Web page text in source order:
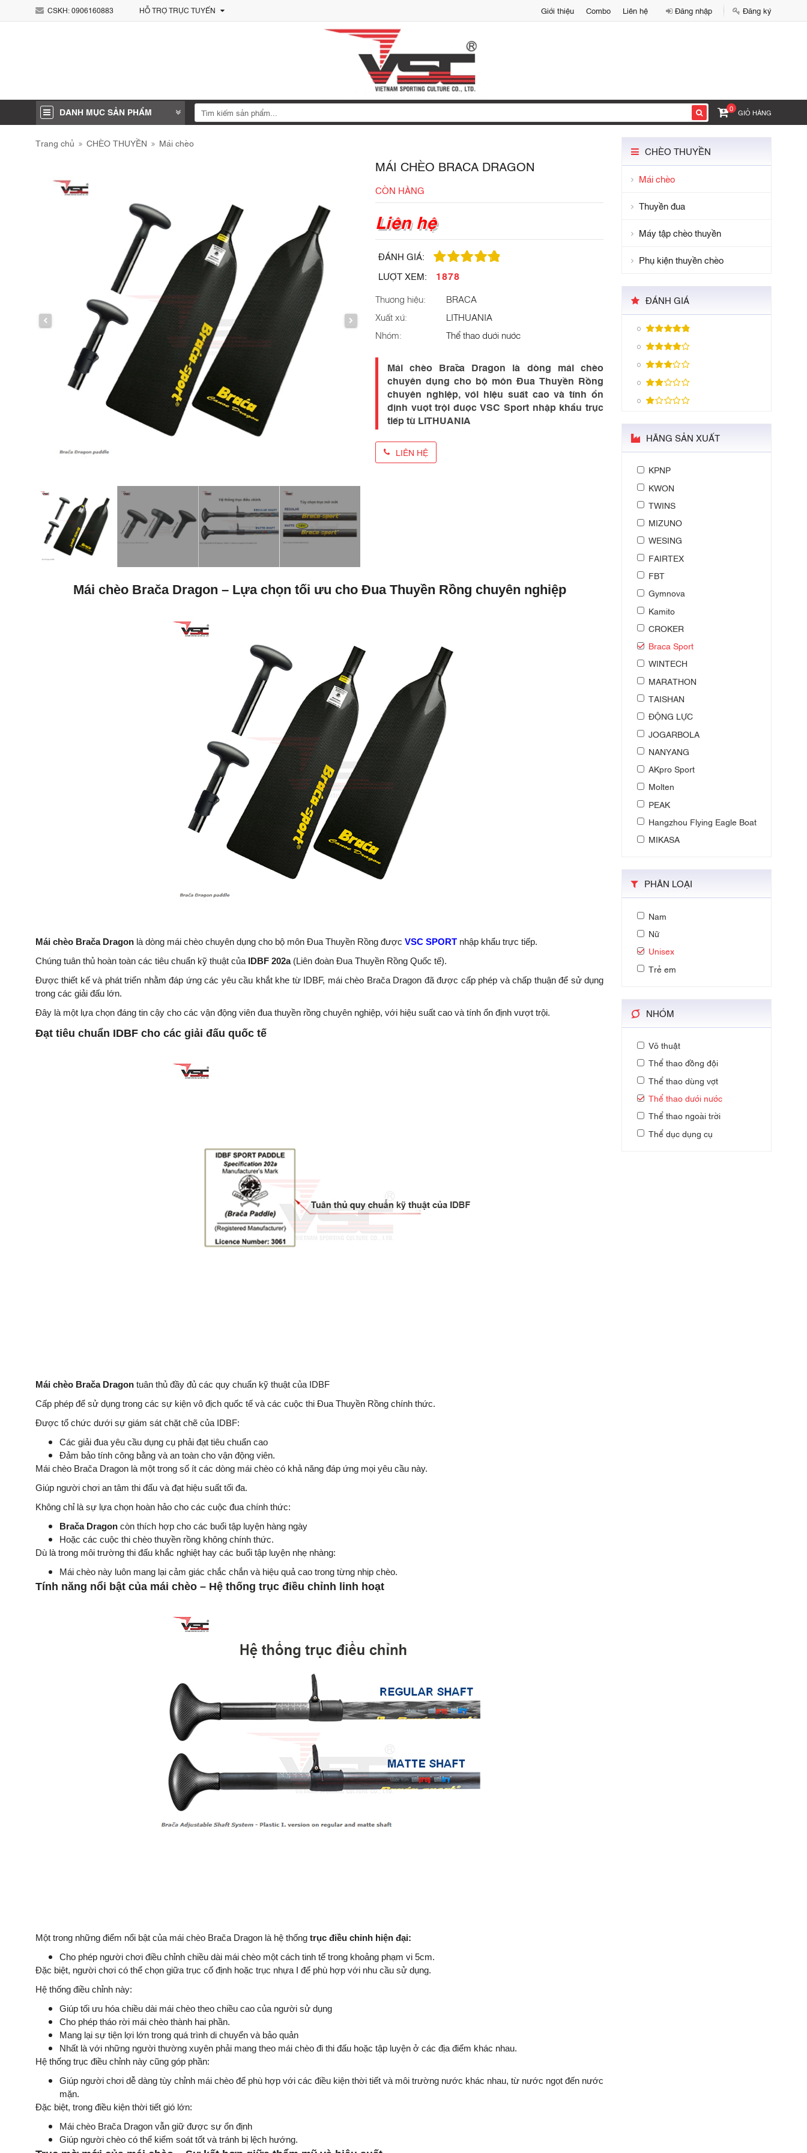
CSKH:0906160883 HỖ TRỢ TRỰC TUYẾN Giới thiệu Combo Liên hệ Đăng nhập Đăng ký
DANH MỤC SẢN PHẨM GIỎ HÀNG
0
Trang chủ CHÈO THUYỀN Mái chèo
MÁI CHÈO BRACA DRAGON
CÒN HÀNG
Liên hệ
ĐÁNH GIÁ:
LƯỢT XEM:
1878
Thương hiệu:
BRACA
Xuất xứ:
LITHUANIA
Nhóm:
Thể thao dưới nước
Mái chèo Brača Dragon là dòng mái chèo
chuyên dụng cho bộ môn Đua Thuyền Rồng
chuyên nghiệp, với hiệu suất cao và tính ổn
định vượt trội được VSC Sport nhập khẩu trực
tiếp từ LITHUANIA
LIÊN HỆ
Mái chèo Brača Dragon – Lựa chọn tối ưu cho Đua Thuyền Rồng chuyên nghiệp
Mái chèo Brača Dragonlà dòng mái chèo chuyên dụng cho bộ môn Đua Thuyền Rồng được VSC SPORTnhập khẩu trực tiếp.
Chúng tuân thủ hoàn toàn các tiêu chuẩn kỹ thuật của IDBF 202a(Liên đoàn Đua Thuyền Rồng Quốc tế).
Được thiết kế và phát triển nhằm đáp ứng các yêu cầu khắt khe từ IDBF, mái chèo Brača Dragon đã được cấp phép và chấp thuận để sử dụng
trong các giải đấu lớn.
Đây là một lựa chọn đáng tin cậy cho các vận động viên đua thuyền rồng chuyên nghiệp, với hiệu suất cao và tính ổn định vượt trội.
Đạt tiêu chuẩn IDBF cho các giải đấu quốc tế
Mái chèo Brača Dragontuân thủ đầy đủ các quy chuẩn kỹ thuật của IDBF
Cấp phép để sử dụng trong các sự kiện vô địch quốc tế và các cuộc thi Đua Thuyền Rồng chính thức.
Được tổ chức dưới sự giám sát chặt chẽ của IDBF:
Các giải đua yêu cầu dụng cụ phải đạt tiêu chuẩn cao
Đảm bảo tính công bằng và an toàn cho vận động viên.
Mái chèo Brača Dragon là một trong số ít các dòng mái chèo có khả năng đáp ứng mọi yêu cầu này.
Giúp người chơi an tâm thi đấu và đạt hiệu suất tối đa.
Không chỉ là sự lựa chọn hoàn hảo cho các cuộc đua chính thức:
Brača Dragoncòn thích hợp cho các buổi tập luyện hàng ngày
Hoặc các cuộc thi chèo thuyền rồng không chính thức.
Dù là trong môi trường thi đấu khắc nghiệt hay các buổi tập luyện nhẹ nhàng:
Mái chèo này luôn mang lại cảm giác chắc chắn và hiệu quả cao trong từng nhịp chèo.
Tính năng nổi bật của mái chèo – Hệ thống trục điều chỉnh linh hoạt
Một trong những điểm nổi bật của mái chèo Brača Dragon là hệ thống trục điều chỉnh hiện đại:
Cho phép người chơi điều chỉnh chiều dài mái chèo một cách tinh tế trong khoảng phạm vi 5cm.
Đặc biệt, người chơi có thể chọn giữa trục cố định hoặc trục nhựa I để phù hợp với nhu cầu sử dụng.
Hệ thống điều chỉnh này:
Giúp tối ưu hóa chiều dài mái chèo theo chiều cao của người sử dụng
Cho phép tháo rời mái chèo thành hai phần.
Mang lại sự tiện lợi lớn trong quá trình di chuyển và bảo quản
Nhất là với những người thường xuyên phải mang theo mái chèo đi thi đấu hoặc tập luyện ở các địa điểm khác nhau.
Hệ thống trục điều chỉnh này cũng góp phần:
Giúp người chơi dễ dàng tùy chỉnh mái chèo để phù hợp với các điều kiện thời tiết và môi trường nước khác nhau, từ nước ngọt đến nước
mặn.
Đặc biệt, trong điều kiện thời tiết gió lớn:
Mái chèo Brača Dragon vẫn giữ được sự ổn định
Giúp người chèo có thể kiểm soát tốt và tránh bị lệch hướng.
CHÈO THUYỀN
Mái chèo
Thuyền đua
Máy tập chèo thuyền
Phụ kiện thuyền chèo
ĐÁNH GIÁ
HÃNG SẢN XUẤT
KPNP
KWON
TWINS
MIZUNO
WESING
FAIRTEX
FBT
Gymnova
Kamito
CROKER
Braca Sport
WINTECH
MARATHON
TAISHAN
ĐỘNG LỰC
JOGARBOLA
NANYANG
AKpro Sport
Molten
PEAK
Hangzhou Flying Eagle Boat
MIKASA
PHÂN LOẠI
Nam
Nữ
Unisex
Trẻ em
NHÓM
Võ thuật
Thể thao đồng đội
Thể thao dùng vợt
Thể thao dưới nước
Thể thao ngoài trời
Thể dục dụng cụ